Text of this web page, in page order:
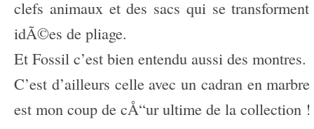
clefs animaux et des sacs qui se
idÃ©es de pliage.
Et Fossil c’est bien entendu aussi des montres.
C’est d’ailleurs celle avec un cadran en
est mon coup de cÅ“ur ultime de la collection !